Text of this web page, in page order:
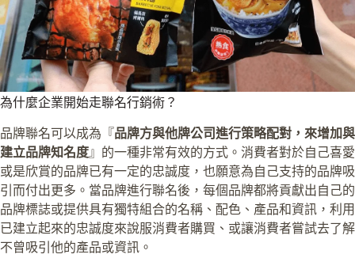
為什麼企業開始走聯名行銷術？
品牌聯名可以成為『品牌方與他牌公司進行策略配對，來增加與
建立品牌知名度』的一種非常有效的方式。消費者對於自己喜愛
或是欣賞的品牌已有一定的忠誠度，也願意為自己支持的品牌吸
引而付出更多。當品牌進行聯名後，每個品牌都將貢獻出自己的
品牌標誌或提供具有獨特組合的名稱、配色、產品和資訊，利用
已建立起來的忠誠度來說服消費者購買、或讓消費者嘗試去了解
不曾吸引他的產品或資訊。